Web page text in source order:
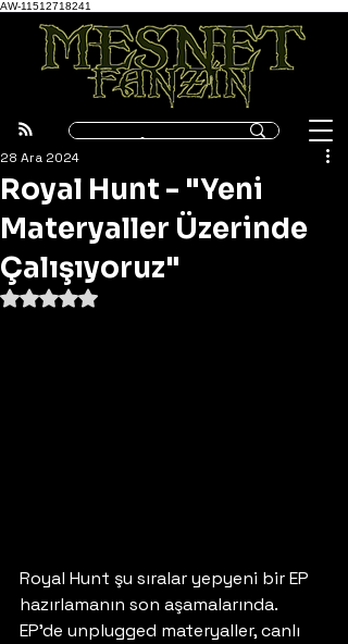
AW-11512718241
Royal Hunt - "Yeni
Materyaller Üzerinde
Çalışıyoruz"
28 Ara 2024
5 üzerinden NaN yıldız
Royal Hunt şu sıralar yepyeni bir EP
hazırlamanın son aşamalarında.
EP'de unplugged materyaller, canlı